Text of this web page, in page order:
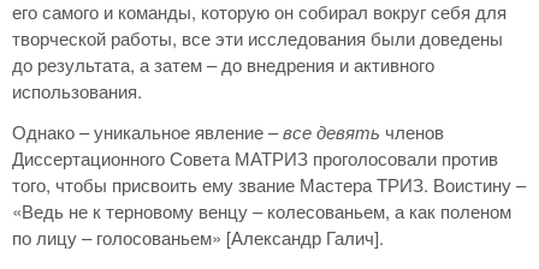
его самого и команды, которую он собирал вокруг себя для
творческой работы, все эти исследования были доведены
до результата, а затем – до внедрения и активного
использования.
Однако – уникальное явление –все девять членов
Диссертационного Совета МАТРИЗ проголосовали против
того, чтобы присвоить ему звание Мастера ТРИЗ. Воистину –
«Ведь не к терновому венцу – колесованьем, а как поленом
по лицу – голосованьем» [Александр Галич].